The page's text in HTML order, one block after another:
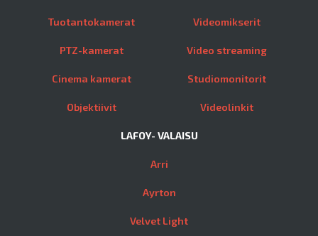
Tuotantokamerat
PTZ-kamerat
Cinema kamerat
Objektiivit
Videomikserit
Video streaming
Studiomonitorit
Videolinkit
LAFOY- VALAISU
Arri
Ayrton
Velvet Light